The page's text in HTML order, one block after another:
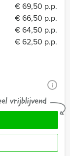
€ 69,50 p.p.
€ 66,50 p.p.
€ 64,50 p.p.
€ 62,50 p.p.
i
vrijblijvend